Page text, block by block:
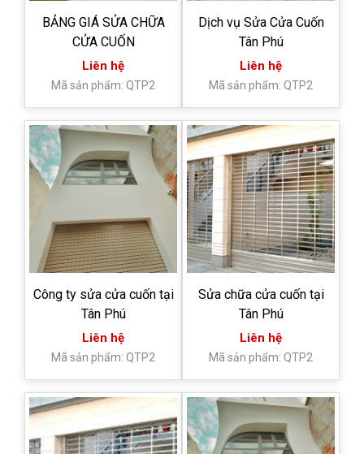
BẢNG GIÁ SỬA CHỮA
CỬA CUỐN
Liên hệ
Mã sản phẩm: QTP2
Dịch vụ Sửa Cửa Cuốn
Tân Phú
Liên hệ
Mã sản phẩm: QTP2
Công ty sửa cửa cuốn tại
Tân Phú
Liên hệ
Mã sản phẩm: QTP2
Sửa chữa cửa cuốn tại
Tân Phú
Liên hệ
Mã sản phẩm: QTP2